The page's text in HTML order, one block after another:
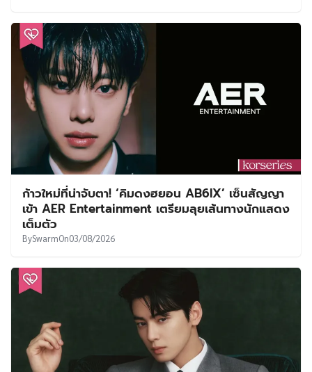
ก้าวใหม่ที่น่าจับตา! ‘คิมดงฮยอน AB6IX’ เซ็นสัญญา
เข้า AER Entertainment เตรียมลุยเส้นทางนักแสดง
เต็มตัว
BySwarmOn03/08/2026